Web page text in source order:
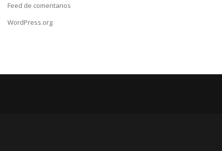
Feed de comentarios
WordPress.org